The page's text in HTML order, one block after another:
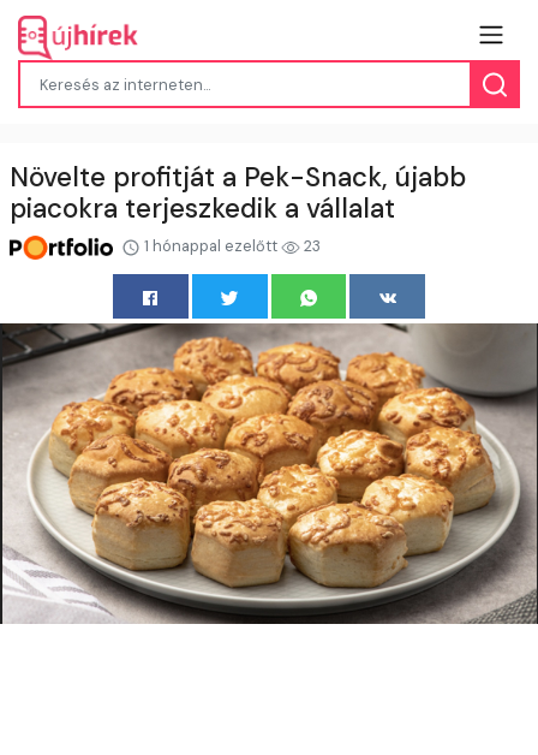
Növelte profitját a Pek-Snack, újabb
piacokra terjeszkedik a vállalat
1 hónappal ezelőtt 23